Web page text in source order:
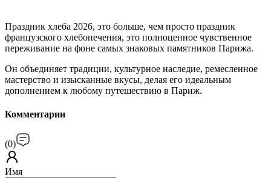
Праздник хлеба 2026, это больше, чем просто праздник
французского хлебопечения, это полноценное чувственное
переживание на фоне самых знаковых памятников Парижа.
Он объединяет традиции, культурное наследие, ремесленное
мастерство и изысканные вкусы, делая его идеальным
дополнением к любому путешествию в Париж.
Комментарии
(0)
Имя